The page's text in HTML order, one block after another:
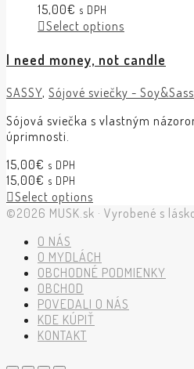
15,00€ s DPH
Select options
I need money, not candle
SASSY, Sójové sviečky -
Sójová sviečka s vlastným
úprimnosti.
15,00€ s DPH
15,00€ s DPH
Select options
©2026 MUSK.sk · Vyrobené s
O NÁS
O MYDLÁCH
OBCHODNÉ PODMIENKY
OBCHOD
POVEDALI O NÁS
KDE KÚPIŤ
KONTAKT